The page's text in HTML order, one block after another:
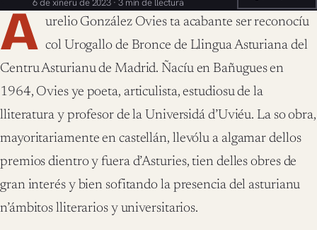
6 de xineru de 2023 · 3 min de llectura
A urelio González Ovies ta acabante ser reconocíu
col Urogallo de Bronce de Llingua Asturiana del
Centru Asturianu de Madrid. Ñacíu en Bañugues en
1964, Ovies ye poeta, articulista, estudiosu de la
lliteratura y profesor de la Universidá d’Uviéu. La so obra,
mayoritariamente en castellán, llevólu a algamar dellos
premios dientro y fuera d’Asturies, tien delles obres de
gran interés y bien sofitando la presencia del asturianu
n’ámbitos lliterarios y universitarios.